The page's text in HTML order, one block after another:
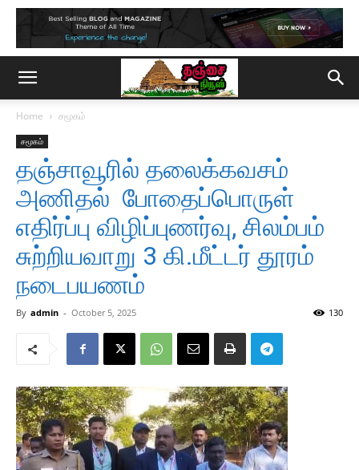
Home சமூகம்
சமூகம்
தஞ்சாவூரில் தலைக்கவசம்
அணிதல் போதைப்பொருள்
எதிர்ப்பு விழிப்புணர்வு, சிலம்பம்
சுற்றியவாறு 3 கி.மீட்டர் தூரம்
நடைபயணம்
By admin - October 5, 2025 130